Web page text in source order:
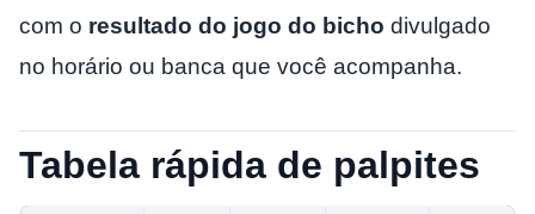
com o resultado do jogo do bicho divulgado
no horário ou banca que você acompanha.
Tabela rápida de palpites